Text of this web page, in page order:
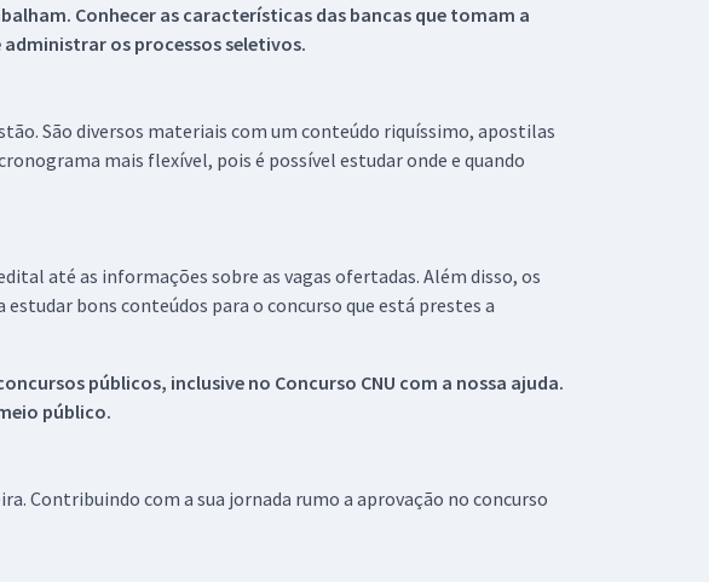
Conhecer as características das bancas que tomam a
os processos seletivos.
São diversos materiais com um conteúdo riquíssimo, apostilas
mais flexível, pois é possível estudar onde e quando
até as informações sobre as vagas ofertadas. Além disso, os
bons conteúdos para o concurso que está prestes a
públicos, inclusive no Concurso CNU com a nossa ajuda.
público.
Contribuindo com a sua jornada rumo a aprovação no concurso